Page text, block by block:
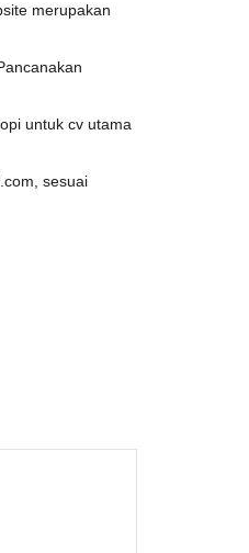
merupakan
untuk cv utama
sesuai